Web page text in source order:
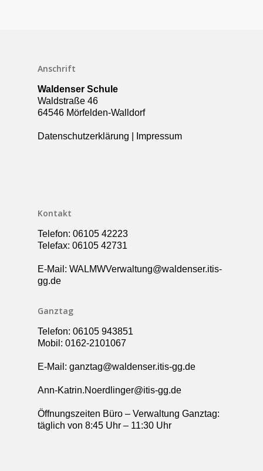
Anschrift
Waldenser Schule
Waldstraße 46
64546 Mörfelden-Walldorf
Datenschutzerklärung Impressum
Kontakt
Telefon: 06105 42223
Telefax: 06105 42731
E-Mail: WALMWVerwaltung@waldenser.itis-
gg.de
Ganztag
Telefon: 06105 943851
Mobil: 0162-2101067
E-Mail: ganztag@waldenser.itis-gg.de
Ann-Katrin.Noerdlinger@itis-gg.de
Öffnungszeiten Büro – Verwaltung Ganztag:
täglich von 8:45 Uhr – 11:30 Uhr